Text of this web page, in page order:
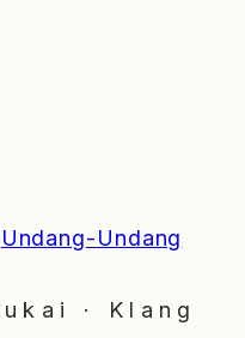
Undang-Undang
· Klang